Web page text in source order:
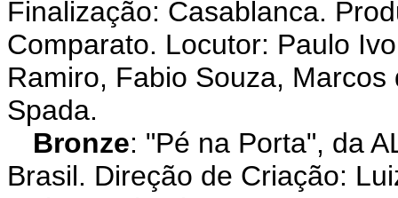
Finalização: Casablanca.
Comparato. Locutor: Paulo
Ramiro, Fabio Souza,
Spada.
Bronze: "Pé na Porta", da
Brasil. Direção de Criação: